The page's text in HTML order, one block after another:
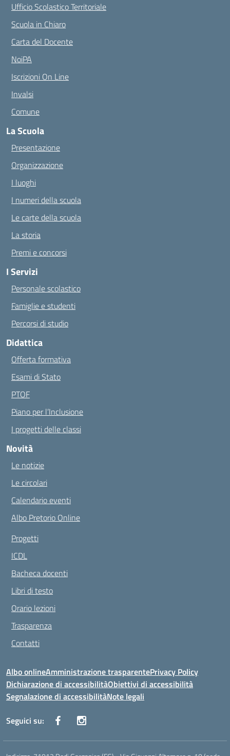
Ufficio Scolastico Territoriale
Scuola in Chiaro
Carta del Docente
NoiPA
Iscrizioni On Line
Invalsi
Comune
La Scuola
Presentazione
Organizzazione
I luoghi
I numeri della scuola
Le carte della scuola
La storia
Premi e concorsi
I Servizi
Personale scolastico
Famiglie e studenti
Percorsi di studio
Didattica
Offerta formativa
Esami di Stato
PTOF
Piano per l’Inclusione
I progetti delle classi
Novità
Le notizie
Le circolari
Calendario eventi
Albo Pretorio Online
Progetti
ICDL
Bacheca docenti
Libri di testo
Orario lezioni
Trasparenza
Contatti
Albo onlineAmministrazione trasparentePrivacy Policy
Dichiarazione di accessibilitàObiettivi di accessibilità
Segnalazione di accessibilitàNote legali
Seguici su: